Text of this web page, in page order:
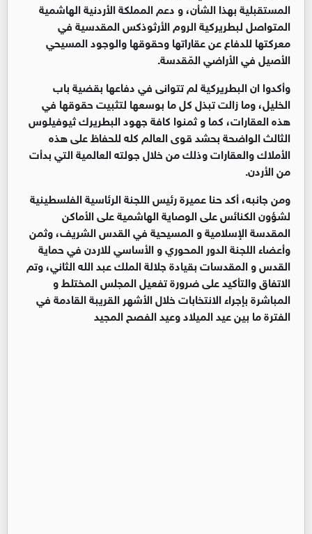
المستقبلية بهذا الشأن، و دعم المملكة الأردنية الهاشمية
المتواصل لبطريركية الروم الأرثوذكس المقدسية في
معركتها للدفاع عن عقاراتها وحقوقها والوجود المسيحي
الأصيل في الأراضي المّقدسة.
وأكدوا ان البطريركية لم تتوانى في دفاعها بقضية باب
الخليل، وما زالت تبذل كل ما بوسعها لتثبيت حقوقها في
هذه العقارات، كما و ثمنوا كافة جهود البطريرك ثيوفيلوس
الثالث الواضحة بحشد قوى العالم كله للحفاظ على هذه
الأملاك والعقارات وذلك من خلال جولته العالمية التي بدأت
من الأردن.
ومن جانبه، أكد حنا عميرة رئيس اللجنة الرئاسية الفلسطينية
لشؤون الكنائس على الوصاية الهاشمية على الأماكن
المقدسة الإسلامية و المسيحية في القدس الشريف، وثمن
وأعضاء اللجنة الدور المحوري و الأساسي للاردن في حماية
القدس و المقدسات بقيادة جلالة الملك عبد الله الثاني، وتم
الاتفاق والتأكيد على ضرورة تفعيل المجلس المختلط و
المباشرة بإجراء الانتخابات خلال الأشهر القريبة القادمة في
الفترة ما بين عيد الميلاد وعيد الفصح المجيد